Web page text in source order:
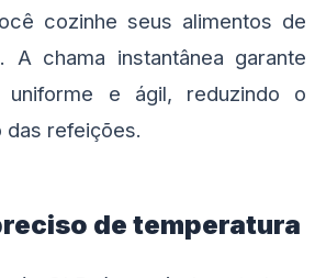
cozinhe seus alimentos de
A chama instantânea garante
uniforme e ágil, reduzindo o
refeições.
de temperatura